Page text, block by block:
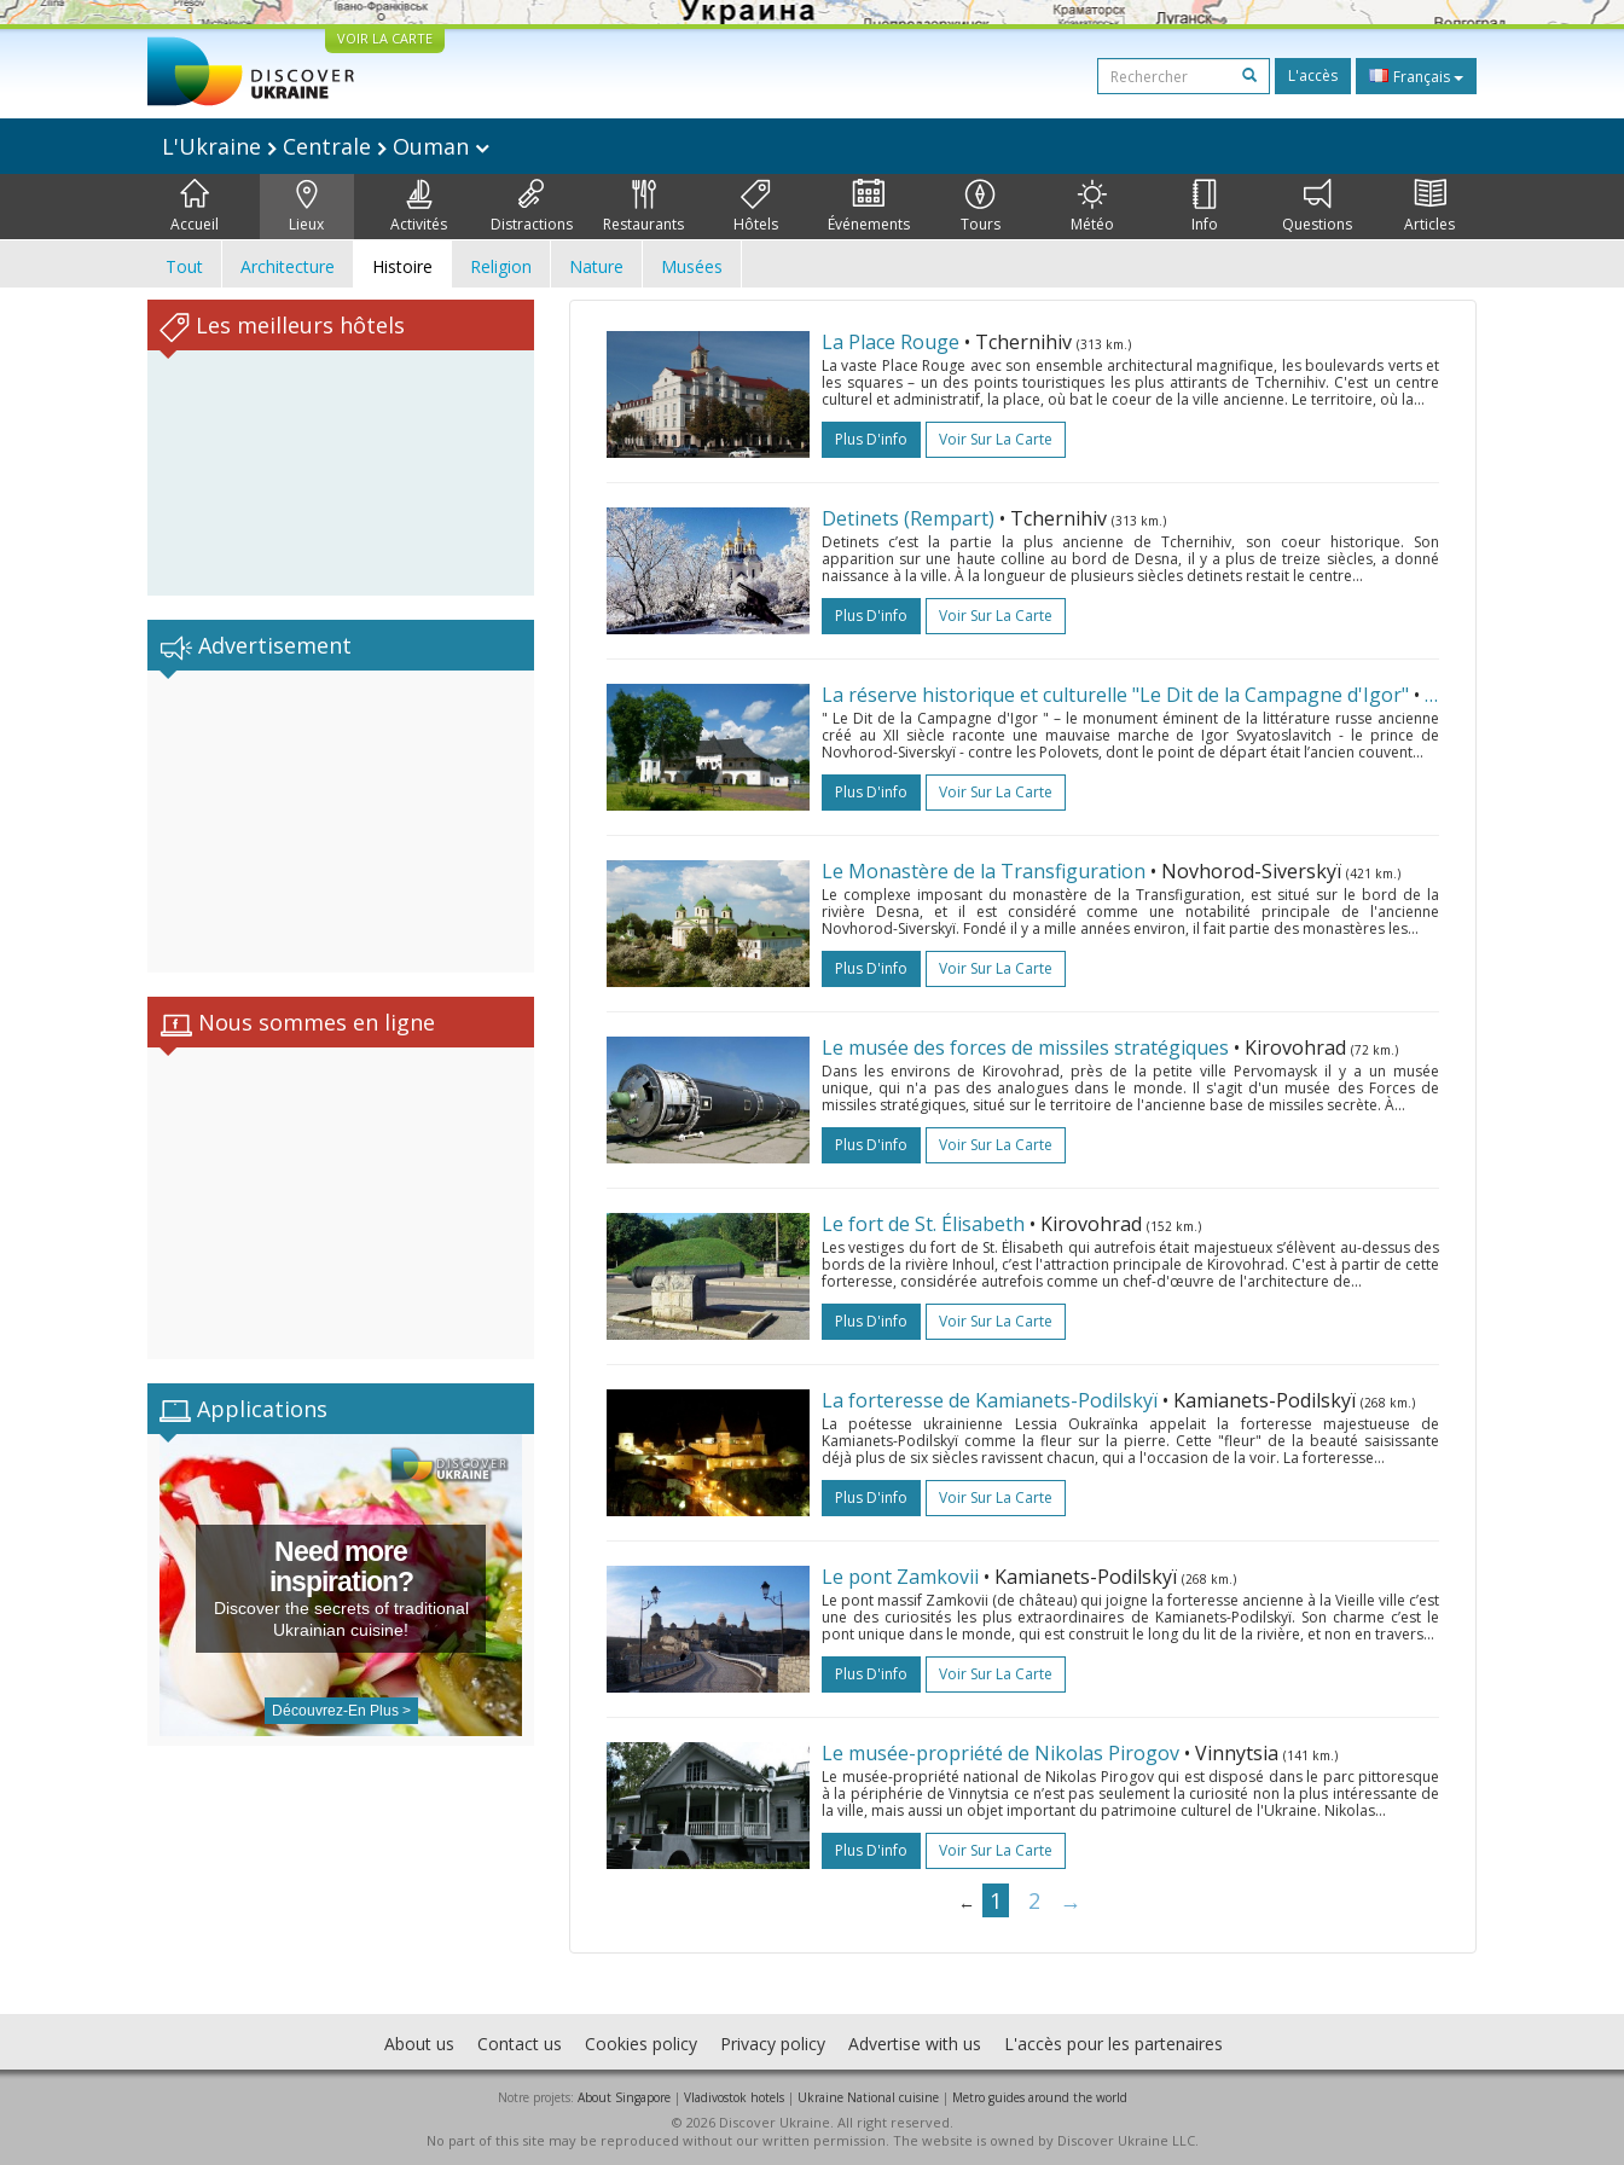
VOIR LA CARTE
L'accès Français
L'Ukraine Centrale Ouman
Accueil Lieux Activités Distractions Restaurants Hôtels Événements Tours Météo Info Questions Articles
Tout Architecture Histoire Religion Nature Musées
Les meilleurs hôtels
Advertisement
Nous sommes en ligne
Applications
Need more
inspiration?
Discover the secrets of traditional
Ukrainian cuisine!
Découvrez-En Plus >
La Place Rouge • Tchernihiv (313 km.)
La vaste Place Rouge avec son ensemble architectural magnifique, les boulevards verts et
les squares – un des points touristiques les plus attirants de Tchernihiv. C'est un centre
culturel et administratif, la place, où bat le coeur de la ville ancienne. Le territoire, où la...
Plus D'info
Voir Sur La Carte
Detinets (Rempart) • Tchernihiv (313 km.)
Detinets c’est la partie la plus ancienne de Tchernihiv, son coeur historique. Son
apparition sur une haute colline au bord de Desna, il y a plus de treize siècles, a donné
naissance à la ville. À la longueur de plusieurs siècles detinets restait le centre...
Plus D'info
Voir Sur La Carte
La réserve historique et culturelle "Le Dit de la Campagne d'Igor" • Novhorod-Siverskyï
" Le Dit de la Campagne d'Igor " – le monument éminent de la littérature russe ancienne
créé au XII siècle raconte une mauvaise marche de Igor Svyatoslavitch - le prince de
Novhorod-Siverskyï - contre les Polovets, dont le point de départ était l’ancien couvent...
Plus D'info
Voir Sur La Carte
Le Monastère de la Transfiguration • Novhorod-Siverskyï (421 km.)
Le complexe imposant du monastère de la Transfiguration, est situé sur le bord de la
rivière Desna, et il est considéré comme une notabilité principale de l'ancienne
Novhorod-Siverskyï. Fondé il y a mille années environ, il fait partie des monastères les...
Plus D'info
Voir Sur La Carte
Le musée des forces de missiles stratégiques • Kirovohrad (72 km.)
Dans les environs de Kirovohrad, près de la petite ville Pervomaysk il y a un musée
unique, qui n'a pas des analogues dans le monde. Il s'agit d'un musée des Forces de
missiles stratégiques, situé sur le territoire de l'ancienne base de missiles secrète. À...
Plus D'info
Voir Sur La Carte
Le fort de St. Élisabeth • Kirovohrad (152 km.)
Les vestiges du fort de St. Élisabeth qui autrefois était majestueux s’élèvent au-dessus des
bords de la rivière Inhoul, c’est l'attraction principale de Kirovohrad. C'est à partir de cette
forteresse, considérée autrefois comme un chef-d'œuvre de l'architecture de...
Plus D'info
Voir Sur La Carte
La forteresse de Kamianets-Podilskyï • Kamianets-Podilskyï (268 km.)
La poétesse ukrainienne Lessia Oukraïnka appelait la forteresse majestueuse de
Kamianets-Podilskyï comme la fleur sur la pierre. Cette "fleur" de la beauté saisissante
déjà plus de six siècles ravissent chacun, qui a l'occasion de la voir. La forteresse...
Plus D'info
Voir Sur La Carte
Le pont Zamkovii • Kamianets-Podilskyï (268 km.)
Le pont massif Zamkovii (de château) qui joigne la forteresse ancienne à la Vieille ville c’est
une des curiosités les plus extraordinaires de Kamianets-Podilskyï. Son charme c’est le
pont unique dans le monde, qui est construit le long du lit de la rivière, et non en travers...
Plus D'info
Voir Sur La Carte
Le musée-propriété de Nikolas Pirogov • Vinnytsia (141 km.)
Le musée-propriété national de Nikolas Pirogov qui est disposé dans le parc pittoresque
à la périphérie de Vinnytsia ce n’est pas seulement la curiosité non la plus intéressante de
la ville, mais aussi un objet important du patrimoine culturel de l'Ukraine. Nikolas...
Plus D'info
Voir Sur La Carte
← 1 2 →
About us Contact us Cookies policy Privacy policy Advertise with us L'accès pour les partenaires
Notre projets: About Singapore| Vladivostok hotels| Ukraine National cuisine| Metro guides around the world
© 2026 Discover Ukraine. All right reserved.
No part of this site may be reproduced without our written permission. The website is owned by Discover Ukraine LLC.